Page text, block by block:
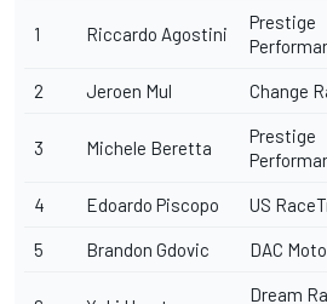
1 Riccardo Agostini
Prestige
2 Jeroen Mul Change
3 Michele Beretta
Prestige
4 Edoardo Piscopo US
5 Brandon Gdovic DAC
Dream